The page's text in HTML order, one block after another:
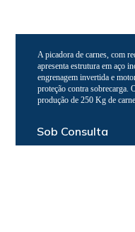
A picadora de carnes, com
apresenta estrutura em aço
engrenagem invertida e
proteção contra sobrecarga.
produção de 250 Kg de
Sob Consulta